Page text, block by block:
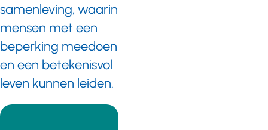
samenleving, waarin
mensen met een
beperking meedoen
en een betekenisvol
leven kunnen leiden.